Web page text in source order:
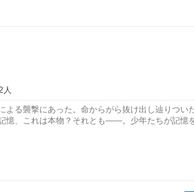
人
よる襲撃にあった。命からがら抜け出し辿りつい
憶、これは本物？それとも――。少年たちが記憶